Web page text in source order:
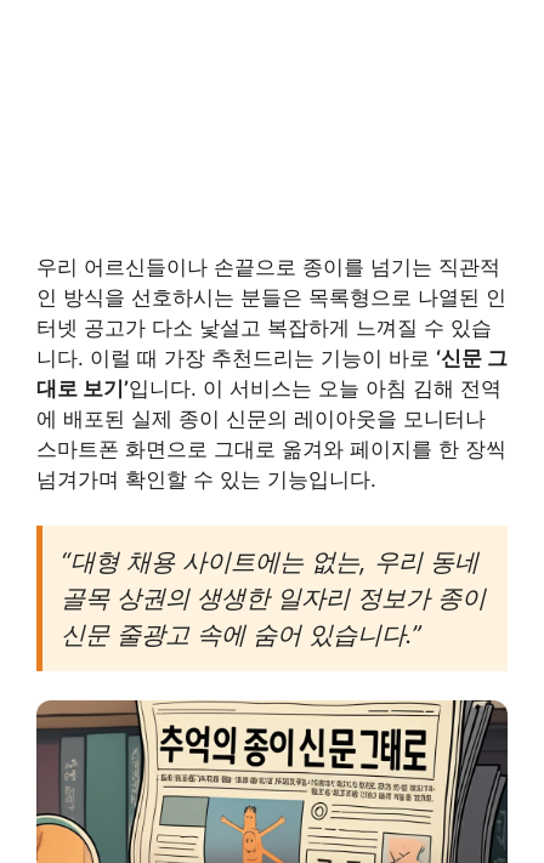
우리 어르신들이나 손끝으로 종이를 넘기는 직관적
인 방식을 선호하시는 분들은 목록형으로 나열된 인
터넷 공고가 다소 낯설고 복잡하게 느껴질 수 있습
니다. 이럴 때 가장 추천드리는 기능이 바로 ‘신문 그
대로 보기’입니다. 이 서비스는 오늘 아침 김해 전역
에 배포된 실제 종이 신문의 레이아웃을 모니터나
스마트폰 화면으로 그대로 옮겨와 페이지를 한 장씩
넘겨가며 확인할 수 있는 기능입니다.
“대형 채용 사이트에는 없는, 우리 동네
골목 상권의 생생한 일자리 정보가 종이
신문 줄광고 속에 숨어 있습니다.”